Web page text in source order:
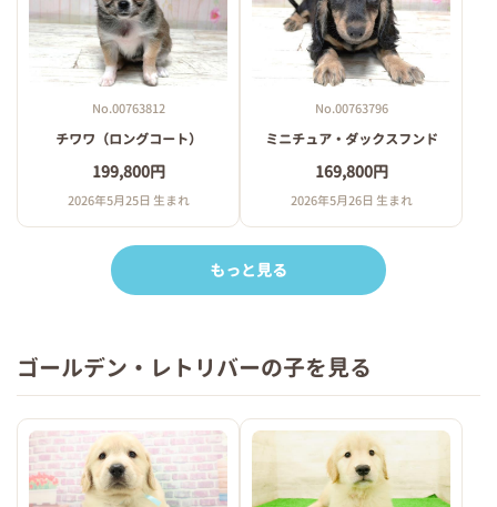
No.00763812
チワワ（ロングコート）
199,800円
2026年5月25日 生まれ
No.00763796
ミニチュア・ダックスフンド
169,800円
2026年5月26日 生まれ
もっと見る
ゴールデン・レトリバーの子を見る